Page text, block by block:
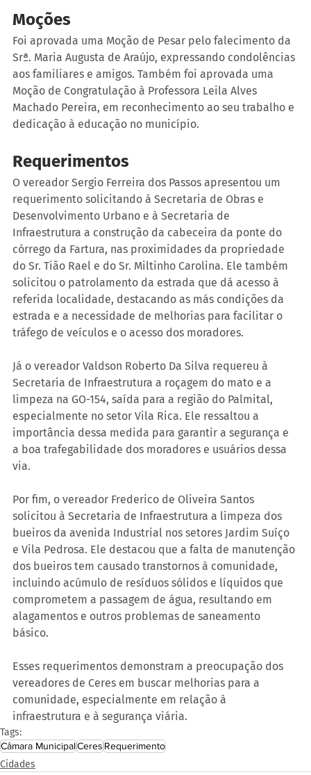
Moções
Foi aprovada uma Moção de Pesar pelo falecimento da
Srª. Maria Augusta de Araújo, expressando condolências
aos familiares e amigos. Também foi aprovada uma
Moção de Congratulação à Professora Leila Alves
Machado Pereira, em reconhecimento ao seu trabalho e
dedicação à educação no município.
Requerimentos
O vereador Sergio Ferreira dos Passos apresentou um
requerimento solicitando à Secretaria de Obras e
Desenvolvimento Urbano e à Secretaria de
Infraestrutura a construção da cabeceira da ponte do
córrego da Fartura, nas proximidades da propriedade
do Sr. Tião Rael e do Sr. Miltinho Carolina. Ele também
solicitou o patrolamento da estrada que dá acesso à
referida localidade, destacando as más condições da
estrada e a necessidade de melhorias para facilitar o
tráfego de veículos e o acesso dos moradores.
Já o vereador Valdson Roberto Da Silva requereu à
Secretaria de Infraestrutura a roçagem do mato e a
limpeza na GO-154, saída para a região do Palmital,
especialmente no setor Vila Rica. Ele ressaltou a
importância dessa medida para garantir a segurança e
a boa trafegabilidade dos moradores e usuários dessa
via.
Por fim, o vereador Frederico de Oliveira Santos
solicitou à Secretaria de Infraestrutura a limpeza dos
bueiros da avenida Industrial nos setores Jardim Suíço
e Vila Pedrosa. Ele destacou que a falta de manutenção
dos bueiros tem causado transtornos à comunidade,
incluindo acúmulo de resíduos sólidos e líquidos que
comprometem a passagem de água, resultando em
alagamentos e outros problemas de saneamento
básico.
Esses requerimentos demonstram a preocupação dos
vereadores de Ceres em buscar melhorias para a
comunidade, especialmente em relação à
infraestrutura e à segurança viária.
Tags:
Câmara MunicipalCeres Requerimento
Cidades